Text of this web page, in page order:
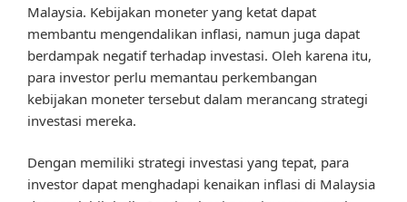
Malaysia. Kebijakan moneter yang ketat dapat
membantu mengendalikan inflasi, namun juga dapat
berdampak negatif terhadap investasi. Oleh karena itu,
para investor perlu memantau perkembangan
kebijakan moneter tersebut dalam merancang strategi
investasi mereka.
Dengan memiliki strategi investasi yang tepat, para
investor dapat menghadapi kenaikan inflasi di Malaysia